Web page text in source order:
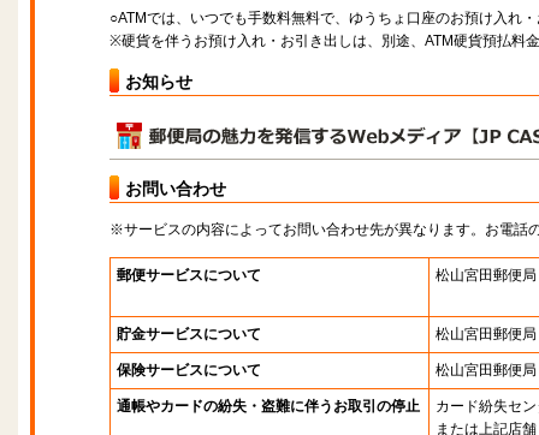
○ATMでは、いつでも手数料無料で、ゆうちょ口座のお預け入れ
※硬貨を伴うお預け入れ・お引き出しは、別途、ATM硬貨預払料
お知らせ
お問い合わせ
※サービスの内容によってお問い合わせ先が異なります。お電話
郵便サービスについて 松山宮田郵便局
貯金サービスについて 松山宮田郵便局
保険サービスについて 松山宮田郵便局
通帳やカードの紛失・盗難に伴うお取引の停止
カード紛失セ
または上記店舗